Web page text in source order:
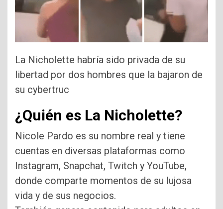
La Nicholette habría sido privada de su
libertad por dos hombres que la bajaron de
su cybertruc
¿Quién es La Nicholette?
Nicole Pardo es su nombre real y tiene
cuentas en diversas plataformas como
Instagram, Snapchat, Twitch y YouTube,
donde comparte momentos de su lujosa
vida y de sus negocios.